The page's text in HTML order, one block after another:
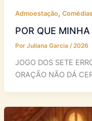
Admoestação,
POR QUE
Por Juliana Garcia /2026
JOGO DOS SETE
ORAÇÃO NÃO DÁ